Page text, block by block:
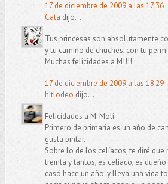
17 de diciembre de 2009 a las 17:36
Cata dijo...
Tus princesas son absolutamente
y tu camino de chuches, con tu
Muchas felicidades a M!!!!
17 de diciembre de 2009 a las 18:29
hitlodeo dijo...
Felicidades a M. Moli.
Primero de primaria es un año de
gusta pintar.
Sobre lo de los celíacos, te diré que
treinta y tantos, es celíaco, es
casó hace un año, y lleva una vida